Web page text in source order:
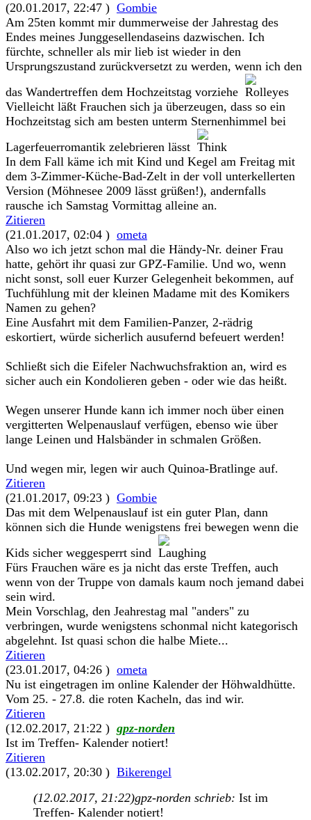
(20.01.2017, 22:47 ) Gombie
Am 25ten kommt mir dummerweise der Jahrestag des
Endes meines Junggesellendaseins dazwischen. Ich
fürchte, schneller als mir lieb ist wieder in den
Ursprungszustand zurückversetzt zu werden, wenn ich den
das Wandertreffen dem Hochzeitstag vorziehe
Vielleicht läßt Frauchen sich ja überzeugen, dass so ein
Hochzeitstag sich am besten unterm Sternenhimmel bei
Lagerfeuerromantik zelebrieren lässt
In dem Fall käme ich mit Kind und Kegel am Freitag mit
dem 3-Zimmer-Küche-Bad-Zelt in der voll unterkellerten
Version (Möhnesee 2009 lässt grüßen!), andernfalls
rausche ich Samstag Vormittag alleine an.
Zitieren
(21.01.2017, 02:04 ) ometa
Also wo ich jetzt schon mal die Händy-Nr. deiner Frau
hatte, gehört ihr quasi zur GPZ-Familie. Und wo, wenn
nicht sonst, soll euer Kurzer Gelegenheit bekommen, auf
Tuchfühlung mit der kleinen Madame mit des Komikers
Namen zu gehen?
Eine Ausfahrt mit dem Familien-Panzer, 2-rädrig
eskortiert, würde sicherlich ausufernd befeuert werden!
Schließt sich die Eifeler Nachwuchsfraktion an, wird es
sicher auch ein Kondolieren geben - oder wie das heißt.
Wegen unserer Hunde kann ich immer noch über einen
vergitterten Welpenauslauf verfügen, ebenso wie über
lange Leinen und Halsbänder in schmalen Größen.
Und wegen mir, legen wir auch Quinoa-Bratlinge auf.
Zitieren
(21.01.2017, 09:23 ) Gombie
Das mit dem Welpenauslauf ist ein guter Plan, dann
können sich die Hunde wenigstens frei bewegen wenn die
Kids sicher weggesperrt sind
Fürs Frauchen wäre es ja nicht das erste Treffen, auch
wenn von der Truppe von damals kaum noch jemand dabei
sein wird.
Mein Vorschlag, den Jeahrestag mal "anders" zu
verbringen, wurde wenigstens schonmal nicht kategorisch
abgelehnt. Ist quasi schon die halbe Miete...
Zitieren
(23.01.2017, 04:26 ) ometa
Nu ist eingetragen im online Kalender der Höhwaldhütte.
Vom 25. - 27.8. die roten Kacheln, das ind wir.
Zitieren
(12.02.2017, 21:22 ) gpz-norden
Ist im Treffen- Kalender notiert!
Zitieren
(13.02.2017, 20:30 ) Bikerengel
(12.02.2017, 21:22)gpz-norden schrieb: Ist im
Treffen- Kalender notiert!